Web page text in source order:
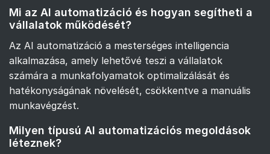
Mi az AI automatizáció és hogyan segítheti a
vállalatok működését?
Az AI automatizáció a mesterséges intelligencia
alkalmazása, amely lehetővé teszi a vállalatok
számára a munkafolyamatok optimalizálását és
hatékonyságának növelését, csökkentve a manuális
munkavégzést.
Milyen típusú AI automatizációs megoldások
léteznek?